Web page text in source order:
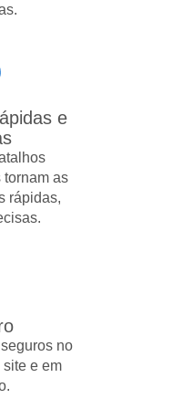
e
as
rápidas,
no
e em